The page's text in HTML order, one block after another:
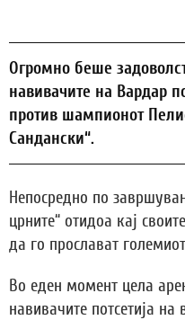
Огромно беше
навивачите на Вардар
против шампионот
Сандански“.
Непосредно по
црните“ отидоа кај
да го прослават
Во еден момент цела
навивачите потсетија